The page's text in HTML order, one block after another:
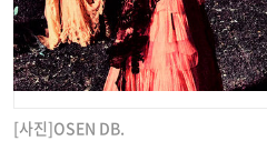
[사진]OSEN DB.